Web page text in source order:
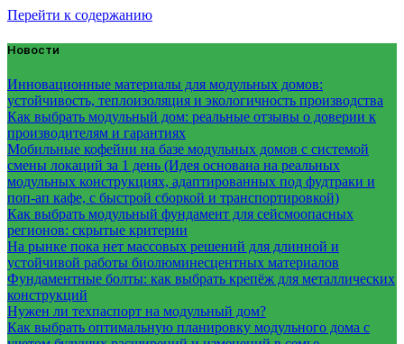
Перейти к содержанию
Новости
Инновационные материалы для модульных домов:
устойчивость, теплоизоляция и экологичность производства
Как выбрать модульный дом: реальные отзывы о доверии к
производителям и гарантиях
Мобильные кофейни на базе модульных домов с системой
смены локаций за 1 день (Идея основана на реальных
модульных конструкциях, адаптированных под фудтраки и
поп-ап кафе, с быстрой сборкой и транспортировкой)
Как выбрать модульный фундамент для сейсмоопасных
регионов: скрытые критерии
На рынке пока нет массовых решений для длинной и
устойчивой работы биолюминесцентных материалов
Фундаментные болты: как выбрать крепёж для металлических
конструкций
Нужен ли техпаспорт на модульный дом?
Как выбрать оптимальную планировку модульного дома с